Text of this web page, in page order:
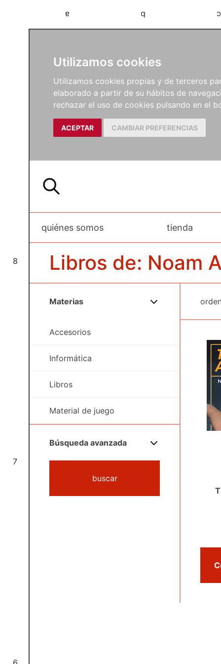
Utilizamos cookies
Utilizamos cookies propias y de terceros
elaborado a partir de su hábitos de
rechazar el uso de cookies pulsando en el
ACEPTAR CAMBIAR PREFERENCIAS
a b c
8
7
quiénes somos tienda
Libros de: Noam
Materias
Accesorios
Informática
Libros
Material de juego
Búsqueda avanzada
buscar